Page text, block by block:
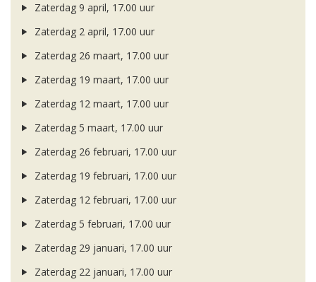
Zaterdag 9 april, 17.00 uur
Zaterdag 2 april, 17.00 uur
Zaterdag 26 maart, 17.00 uur
Zaterdag 19 maart, 17.00 uur
Zaterdag 12 maart, 17.00 uur
Zaterdag 5 maart, 17.00 uur
Zaterdag 26 februari, 17.00 uur
Zaterdag 19 februari, 17.00 uur
Zaterdag 12 februari, 17.00 uur
Zaterdag 5 februari, 17.00 uur
Zaterdag 29 januari, 17.00 uur
Zaterdag 22 januari, 17.00 uur